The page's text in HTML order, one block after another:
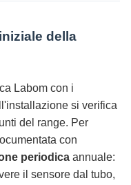
della
Labom con i
si verifica
del range. Per
con
periodica annuale:
il sensore dal tubo,